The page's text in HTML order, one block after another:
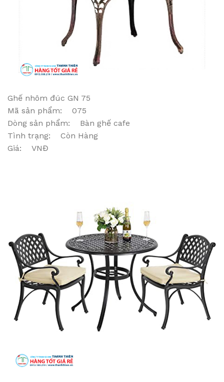
Ghế nhôm đúc GN 75
Mã sản phẩm: 075
Dòng sản phẩm: Bàn ghế cafe
Tình trạng: Còn Hàng
Giá: VNĐ